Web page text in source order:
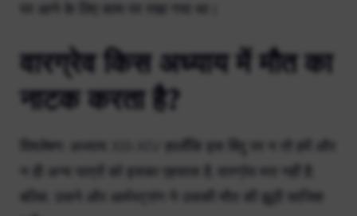
पर आने के लिए काम पर रखा गया था।
वारग्रेव किस अध्याय में मौत का
नाटक करता है?
विश्लेषण: अध्याय XIII-XIV हालाँकि इस बिंदु पर न तो हमें और
न ही अन्य पात्रों को इसका एहसास है, वारग्रेव मरा नहीं है;
बल्कि, उसने और आर्मस्ट्रांग ने उसकी मौत की झूठी साजिश